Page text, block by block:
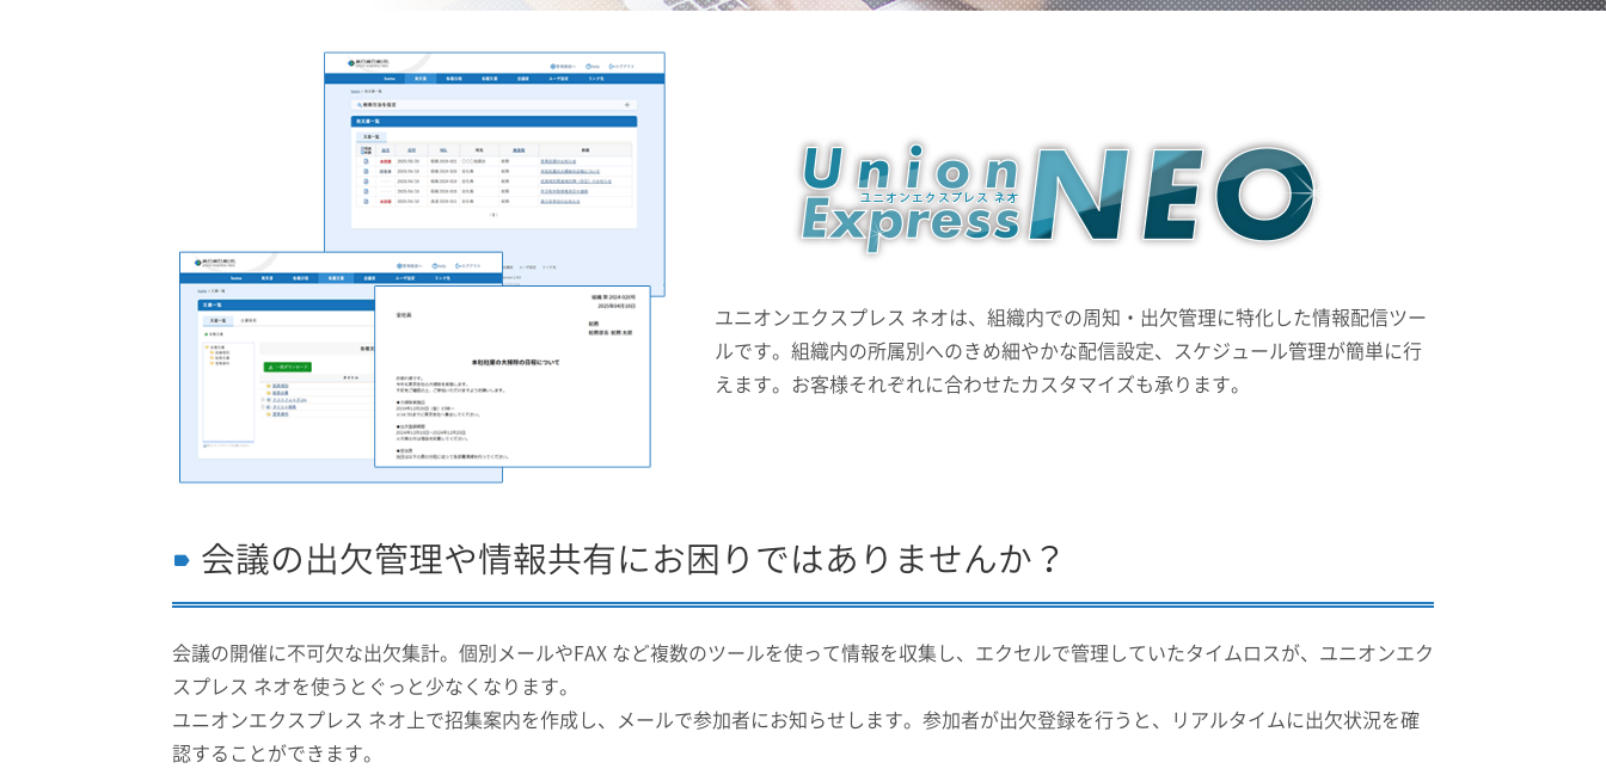
ユニオンエクスプレス ネオは、組織内での周知・出欠管理に特化した情報配信ツー
ルです。組織内の所属別へのきめ細やかな配信設定、スケジュール管理が簡単に行
えます。お客様それぞれに合わせたカスタマイズも承ります。
会議の出欠管理や情報共有にお困りではありませんか？
会議の開催に不可欠な出欠集計。個別メールやFAX など複数のツールを使って情報を収集し、エクセルで管理していたタイムロスが、ユニオンエク
スプレス ネオを使うとぐっと少なくなります。
ユニオンエクスプレス ネオ上で招集案内を作成し、メールで参加者にお知らせします。参加者が出欠登録を行うと、リアルタイムに出欠状況を確
認することができます。